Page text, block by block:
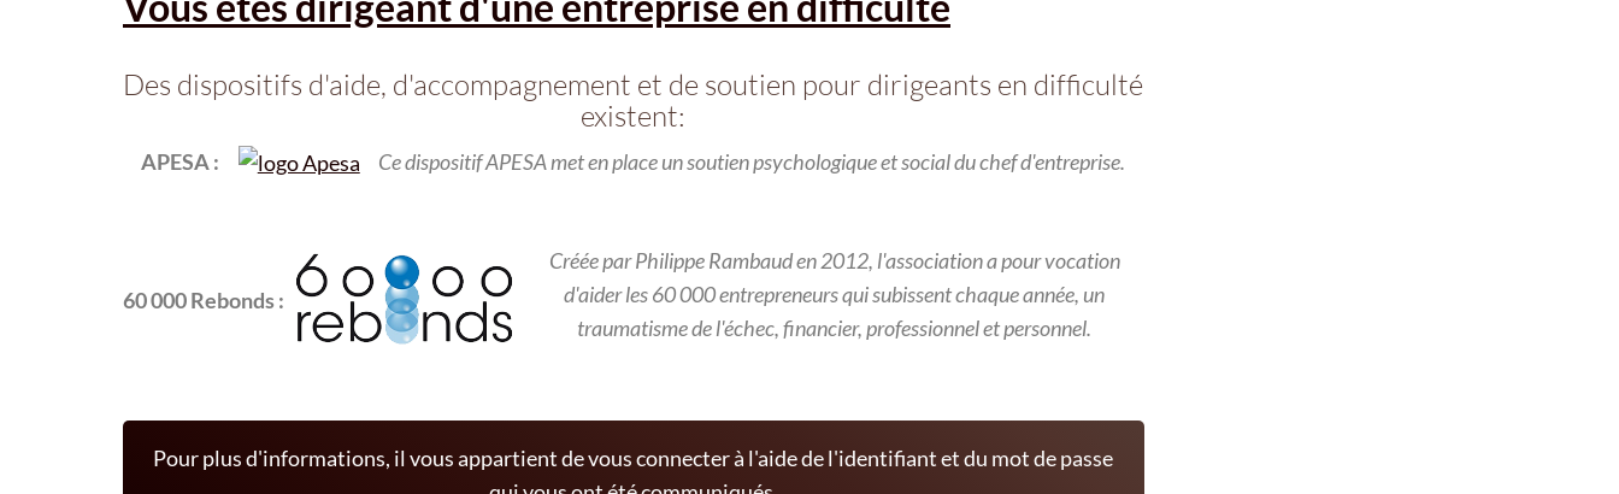
Des dispositifs d'aide, d'accompagnement et de soutien pour dirigeants en difficulté
existent:
APESA : Ce dispositif APESA met en place un soutien psychologique et social du chef d'entreprise.
60 000 Rebonds :
Créée par Philippe Rambaud en 2012, l'association a pour vocation
d'aider les 60 000 entrepreneurs qui subissent chaque année, un
traumatisme de l'échec, financier, professionnel et personnel.
Pour plus d'informations, il vous appartient de vous connecter à l'aide de l'identifiant et du mot de passe